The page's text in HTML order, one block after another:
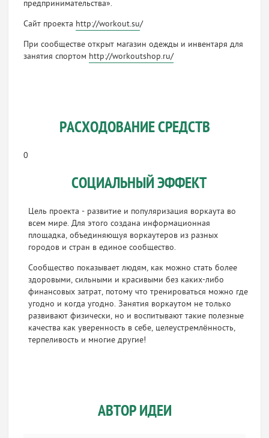
предпринимательства».
Сайт проекта http://workout.su/
При сообществе открыт магазин одежды и инвентаря для
занятия спортом http://workoutshop.ru/
РАСХОДОВАНИЕ СРЕДСТВ
0
СОЦИАЛЬНЫЙ ЭФФЕКТ
Цель проекта - развитие и популяризация воркаута во
всем мире. Для этого создана информационная
площадка, объединяющуя воркаутеров из разных
городов и стран в единое сообщество.
Сообщество показывает людям, как можно стать более
здоровыми, сильными и красивыми без каких-либо
финансовых затрат, потому что тренироваться можно где
угодно и когда угодно. Занятия воркаутом не только
развивают физически, но и воспитывают такие полезные
качества как уверенность в себе, целеустремлённость,
терпеливость и многие другие!
АВТОР ИДЕИ